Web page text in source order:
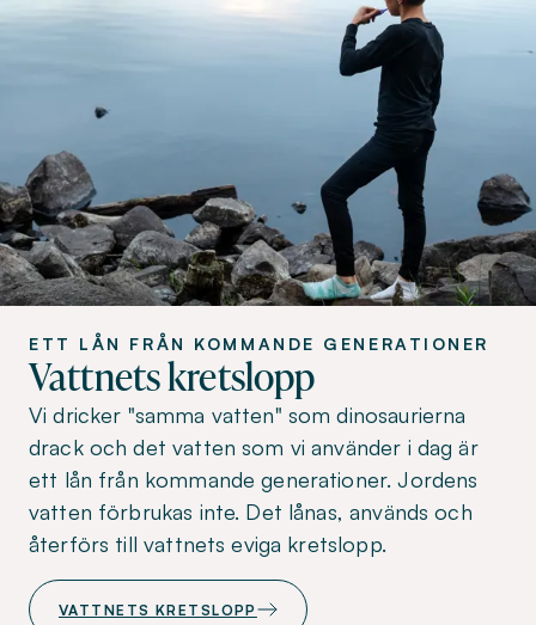
ETT LÅN FRÅN KOMMANDE GENERATIONER
Vattnets kretslopp
Vi dricker "samma vatten" som dinosaurierna
drack och det vatten som vi använder i dag är
ett lån från kommande generationer. Jordens
vatten förbrukas inte. Det lånas, används och
återförs till vattnets eviga kretslopp.
VATTNETS KRETSLOPP